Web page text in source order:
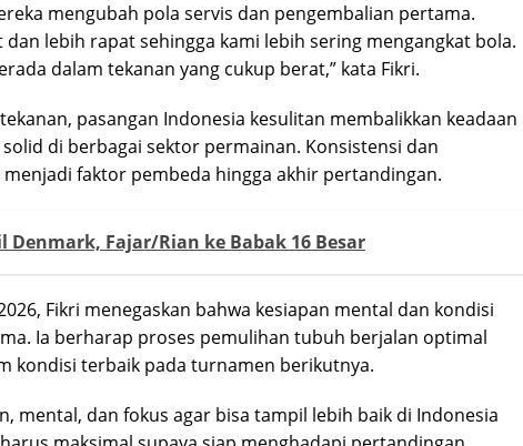
mengubah pola servis dan pengembalian pertama.
lebih rapat sehingga kami lebih sering mengangkat bola.
dalam tekanan yang cukup berat,” kata Fikri.
pasangan Indonesia kesulitan membalikkan keadaan
di berbagai sektor permainan. Konsistensi dan
faktor pembeda hingga akhir pertandingan.
Denmark, Fajar/Rian ke Babak 16 Besar
Fikri menegaskan bahwa kesiapan mental dan kondisi
Ia berharap proses pemulihan tubuh berjalan optimal
kondisi terbaik pada turnamen berikutnya.
mental, dan fokus agar bisa tampil lebih baik di Indonesia